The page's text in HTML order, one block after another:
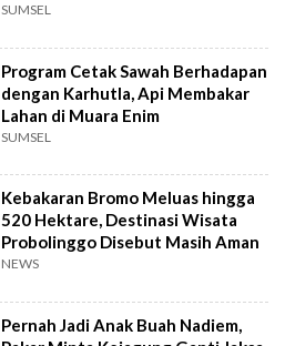
SUMSEL
Program Cetak Sawah Berhadapan
dengan Karhutla, Api Membakar
Lahan di Muara Enim
SUMSEL
Kebakaran Bromo Meluas hingga
520 Hektare, Destinasi Wisata
Probolinggo Disebut Masih Aman
NEWS
Pernah Jadi Anak Buah Nadiem,